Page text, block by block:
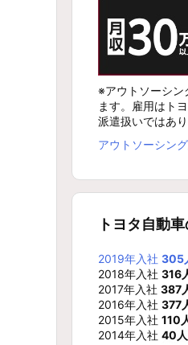
※アウトソーシン
ます。雇用はト
派遣扱いではあ
アウトソーシン
トヨタ自動
2019年入社 305
2018年入社 316
2017年入社 387
2016年入社 377
2015年入社 110
2014年入社 40人